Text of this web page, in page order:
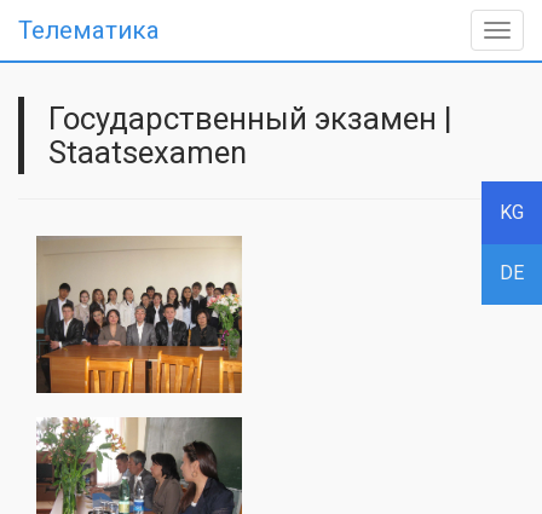
Телематика
DE
KG
Государственный экзамен |
Staatsexamen